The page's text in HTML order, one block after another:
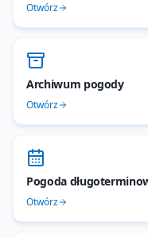
Otwórz
Archiwum pogody
Otwórz
Pogoda
Otwórz